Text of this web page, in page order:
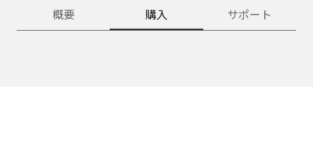
概要 購入 サポート